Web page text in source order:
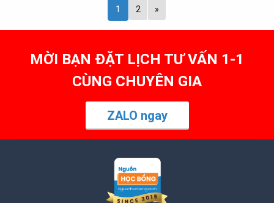
1 2 »
MỜI BẠN ĐẶT LỊCH TƯ VẤN 1-1
CÙNG CHUYÊN GIA
ZALO ngay